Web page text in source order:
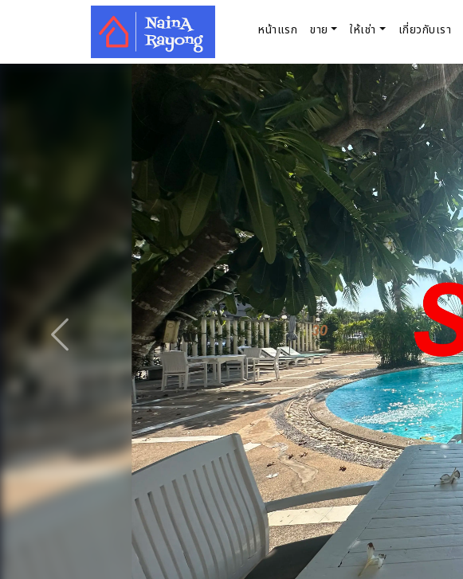
หน้าแรก ขาย ให้เช่า เกี่ยวกับเรา
ก่อนหน้า